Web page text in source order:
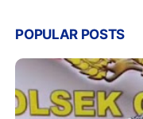
POPULAR POSTS